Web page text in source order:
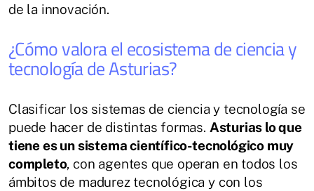
de la innovación.
¿Cómo valora el ecosistema de ciencia y
tecnología de Asturias?
Clasificar los sistemas de ciencia y tecnología se
puede hacer de distintas formas. Asturias lo que
tiene es un sistema científico-tecnológico muy
completo, con agentes que operan en todos los
ámbitos de madurez tecnológica y con los